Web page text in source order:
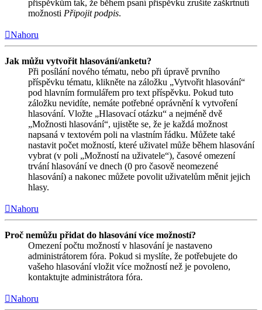
příspěvkům tak, že během psaní příspěvku zrušíte zaškrtnutí
možnosti Připojit podpis.
Nahoru
Jak můžu vytvořit hlasování/anketu?
Při posílání nového tématu, nebo při úpravě prvního
příspěvku tématu, klikněte na záložku „Vytvořit hlasování“
pod hlavním formulářem pro text příspěvku. Pokud tuto
záložku nevidíte, nemáte potřebné oprávnění k vytvoření
hlasování. Vložte „Hlasovací otázku“ a nejméně dvě
„Možnosti hlasování“, ujistěte se, že je každá možnost
napsaná v textovém poli na vlastním řádku. Můžete také
nastavit počet možností, které uživatel může během hlasování
vybrat (v poli „Možností na uživatele“), časové omezení
trvání hlasování ve dnech (0 pro časově neomezené
hlasování) a nakonec můžete povolit uživatelům měnit jejich
hlasy.
Nahoru
Proč nemůžu přidat do hlasování více možností?
Omezení počtu možností v hlasování je nastaveno
administrátorem fóra. Pokud si myslíte, že potřebujete do
vašeho hlasování vložit více možností než je povoleno,
kontaktujte administrátora fóra.
Nahoru